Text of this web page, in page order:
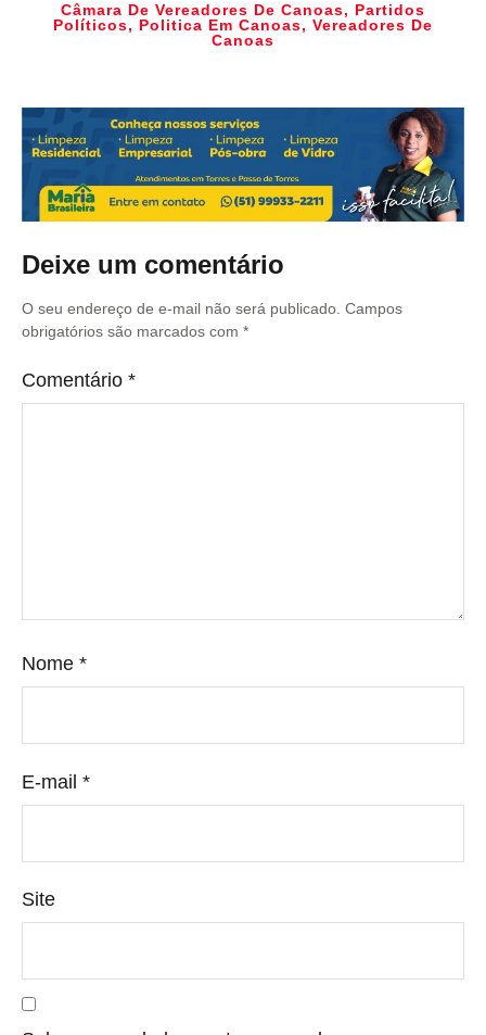
Câmara De Vereadores De Canoas, Partidos
Políticos, Politica Em Canoas, Vereadores De
Canoas
Deixe um comentário
O seu endereço de e-mail não será publicado. Campos
obrigatórios são marcados com *
Comentário *
Nome *
E-mail *
Site